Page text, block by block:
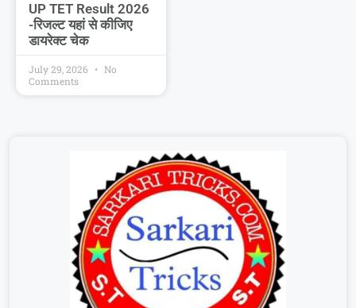
UP TET Result 2026
-रिजल्ट यहां से कीजिए
डायरेक्ट चेक
July 29, 2026
No
Comments